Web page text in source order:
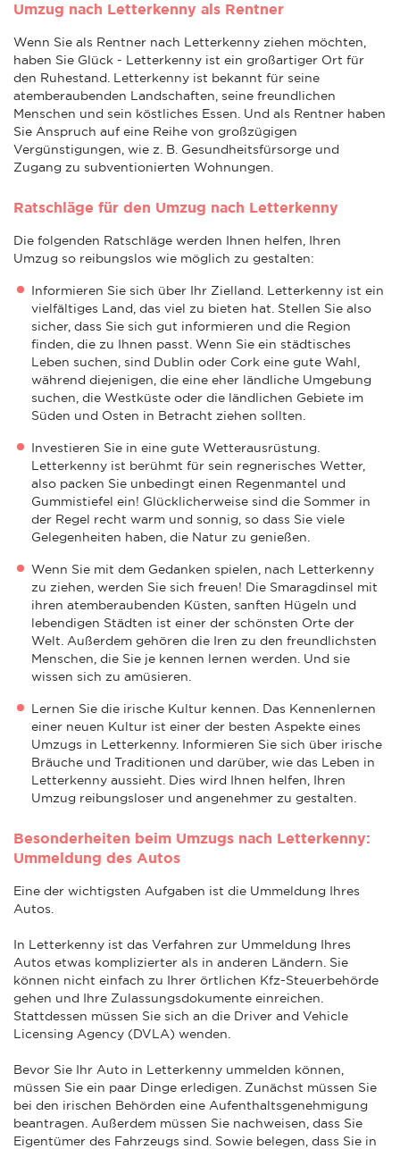
Umzug nach Letterkenny als Rentner
Wenn Sie als Rentner nach Letterkenny ziehen möchten,
haben Sie Glück - Letterkenny ist ein großartiger Ort für
den Ruhestand. Letterkenny ist bekannt für seine
atemberaubenden Landschaften, seine freundlichen
Menschen und sein köstliches Essen. Und als Rentner haben
Sie Anspruch auf eine Reihe von großzügigen
Vergünstigungen, wie z. B. Gesundheitsfürsorge und
Zugang zu subventionierten Wohnungen.
Ratschläge für den Umzug nach Letterkenny
Die folgenden Ratschläge werden Ihnen helfen, Ihren
Umzug so reibungslos wie möglich zu gestalten:
Informieren Sie sich über Ihr Zielland. Letterkenny ist ein
vielfältiges Land, das viel zu bieten hat. Stellen Sie also
sicher, dass Sie sich gut informieren und die Region
finden, die zu Ihnen passt. Wenn Sie ein städtisches
Leben suchen, sind Dublin oder Cork eine gute Wahl,
während diejenigen, die eine eher ländliche Umgebung
suchen, die Westküste oder die ländlichen Gebiete im
Süden und Osten in Betracht ziehen sollten.
Investieren Sie in eine gute Wetterausrüstung.
Letterkenny ist berühmt für sein regnerisches Wetter,
also packen Sie unbedingt einen Regenmantel und
Gummistiefel ein! Glücklicherweise sind die Sommer in
der Regel recht warm und sonnig, so dass Sie viele
Gelegenheiten haben, die Natur zu genießen.
Wenn Sie mit dem Gedanken spielen, nach Letterkenny
zu ziehen, werden Sie sich freuen! Die Smaragdinsel mit
ihren atemberaubenden Küsten, sanften Hügeln und
lebendigen Städten ist einer der schönsten Orte der
Welt. Außerdem gehören die Iren zu den freundlichsten
Menschen, die Sie je kennen lernen werden. Und sie
wissen sich zu amüsieren.
Lernen Sie die irische Kultur kennen. Das Kennenlernen
einer neuen Kultur ist einer der besten Aspekte eines
Umzugs in Letterkenny. Informieren Sie sich über irische
Bräuche und Traditionen und darüber, wie das Leben in
Letterkenny aussieht. Dies wird Ihnen helfen, Ihren
Umzug reibungsloser und angenehmer zu gestalten.
Besonderheiten beim Umzugs nach Letterkenny:
Ummeldung des Autos
Eine der wichtigsten Aufgaben ist die Ummeldung Ihres
Autos.
In Letterkenny ist das Verfahren zur Ummeldung Ihres
Autos etwas komplizierter als in anderen Ländern. Sie
können nicht einfach zu Ihrer örtlichen Kfz-Steuerbehörde
gehen und Ihre Zulassungsdokumente einreichen.
Stattdessen müssen Sie sich an die Driver and Vehicle
Licensing Agency (DVLA) wenden.
Bevor Sie Ihr Auto in Letterkenny ummelden können,
müssen Sie ein paar Dinge erledigen. Zunächst müssen Sie
bei den irischen Behörden eine Aufenthaltsgenehmigung
beantragen. Außerdem müssen Sie nachweisen, dass Sie
Eigentümer des Fahrzeugs sind. Sowie belegen, dass Sie in